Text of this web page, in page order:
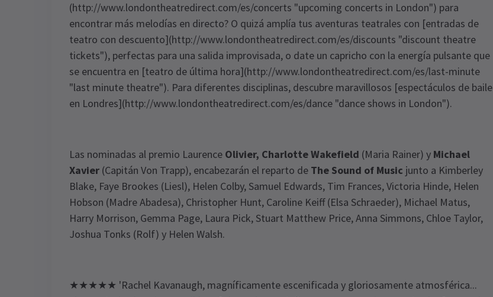
(http://www.londontheatredirect.com/es/concerts "upcoming concerts in London") para
encontrar más melodías en directo? O quizá amplía tus aventuras teatrales con [entradas de
teatro con descuento](http://www.londontheatredirect.com/es/discounts "discount theatre
tickets"), perfectas para una salida improvisada, o date un capricho con la energía pulsante que
se encuentra en [teatro de última hora](http://www.londontheatredirect.com/es/last-minute
"last minute theatre"). Para diferentes disciplinas, descubre maravillosos [espectáculos de baile
en Londres](http://www.londontheatredirect.com/es/dance "dance shows in London").
Las nominadas al premio Laurence Olivier, Charlotte Wakefield (Maria Rainer) y Michael
Xavier (Capitán Von Trapp), encabezarán el reparto de The Sound of Music junto a Kimberley
Blake, Faye Brookes (Liesl), Helen Colby, Samuel Edwards, Tim Frances, Victoria Hinde, Helen
Hobson (Madre Abadesa), Christopher Hunt, Caroline Keiff (Elsa Schraeder), Michael Matus,
Harry Morrison, Gemma Page, Laura Pick, Stuart Matthew Price, Anna Simmons, Chloe Taylor,
Joshua Tonks (Rolf) y Helen Walsh.
★★★★★ 'Rachel Kavanaugh, magníficamente escenificada y gloriosamente atmosférica...